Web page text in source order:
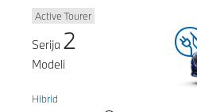
Active Tourer
Serija 2
Modeli
Hibrid